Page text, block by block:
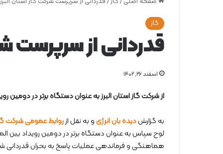
گاز
قدردانی از سرپرست
اسفند ۲۶, ۱۴۰۲
از شرکت گاز استان البرز به عنوان دستگاه برتر در دومین
به گزارشدیده بان انرژیو به نقل ازروابط عمومی شرکت
لوح سپاس به عنوان دستگاه برتر در دومین رویداد بین
هماهنگی و فرماندهی عملیات پاسخ به بحران قدردانی